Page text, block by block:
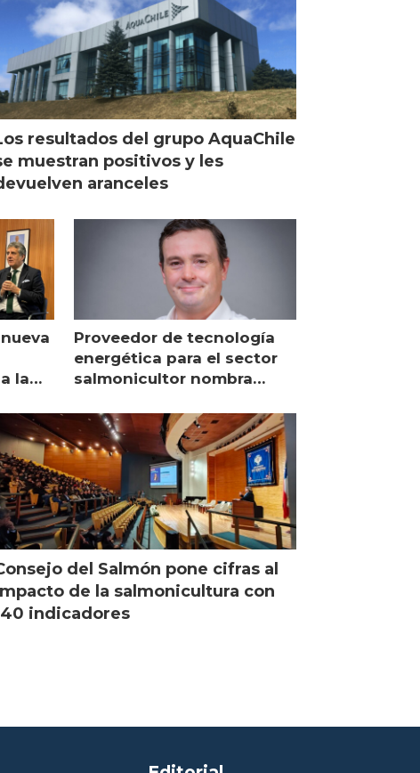
resultados del grupo AquaChile
muestran positivos y les
aranceles
la
Proveedor de tecnología
energética para el sector
salmonicultor nombra
del Salmón pone cifras al
de la salmonicultura con
indicadores